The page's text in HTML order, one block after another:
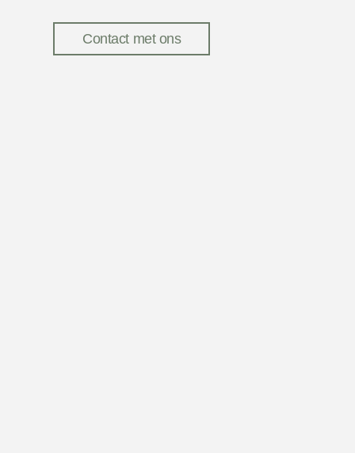
Contact met ons